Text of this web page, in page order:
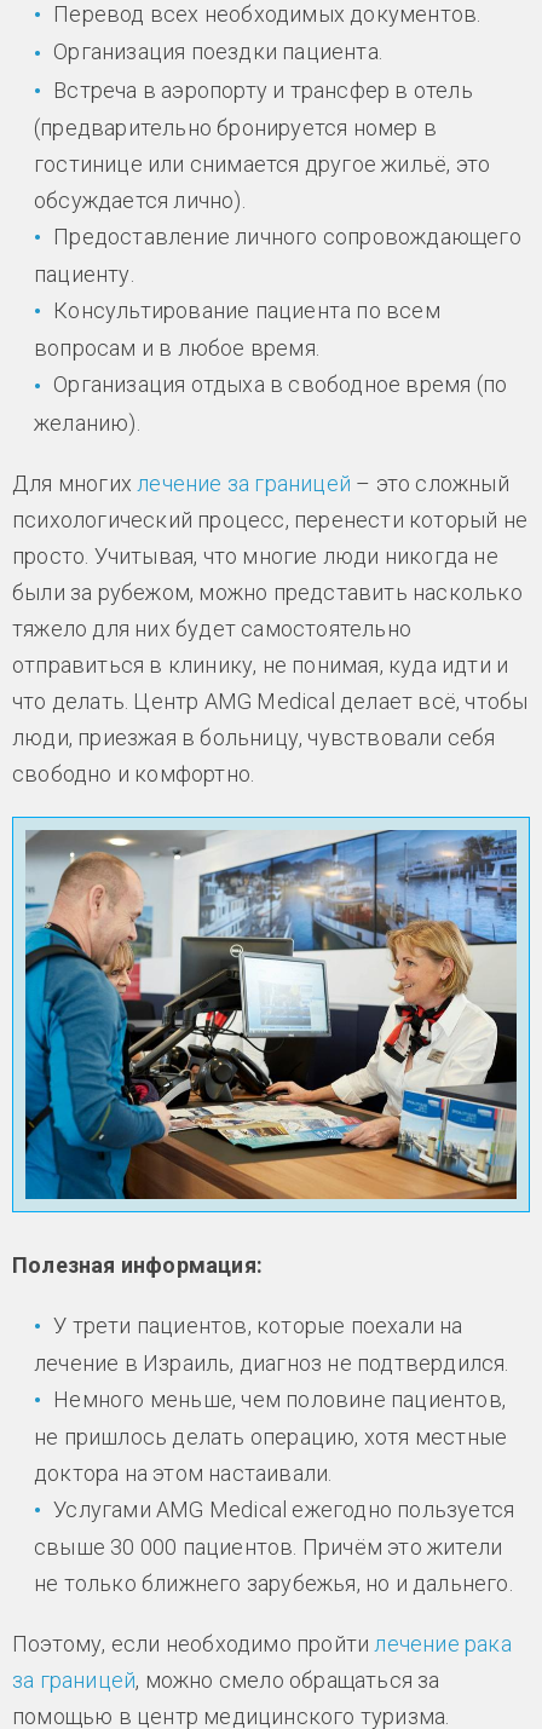
Перевод всех необходимых документов.
Организация поездки пациента.
Встреча в аэропорту и трансфер в отель
(предварительно бронируется номер в
гостинице или снимается другое жильё, это
обсуждается лично).
Предоставление личного сопровождающего
пациенту.
Консультирование пациента по всем
вопросам и в любое время.
Организация отдыха в свободное время (по
желанию).
Для многих лечение за границей – это сложный
психологический процесс, перенести который не
просто. Учитывая, что многие люди никогда не
были за рубежом, можно представить насколько
тяжело для них будет самостоятельно
отправиться в клинику, не понимая, куда идти и
что делать. Центр AMG Medical делает всё, чтобы
люди, приезжая в больницу, чувствовали себя
свободно и комфортно.
Полезная информация:
У трети пациентов, которые поехали на
лечение в Израиль, диагноз не подтвердился.
Немного меньше, чем половине пациентов,
не пришлось делать операцию, хотя местные
доктора на этом настаивали.
Услугами AMG Medical ежегодно пользуется
свыше 30 000 пациентов. Причём это жители
не только ближнего зарубежья, но и дальнего.
Поэтому, если необходимо пройти лечение рака
за границей, можно смело обращаться за
помощью в центр медицинского туризма.